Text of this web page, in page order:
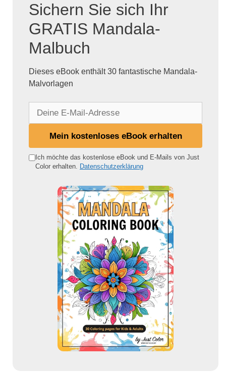
Sichern Sie sich Ihr
GRATIS Mandala-
Malbuch
Dieses eBook enthält 30 fantastische Mandala-
Malvorlagen
e
Mein kostenloses eBook erhalten
Ich möchte das kostenlose eBook und E-Mails von Just
Color erhalten. Datenschutzerklärung